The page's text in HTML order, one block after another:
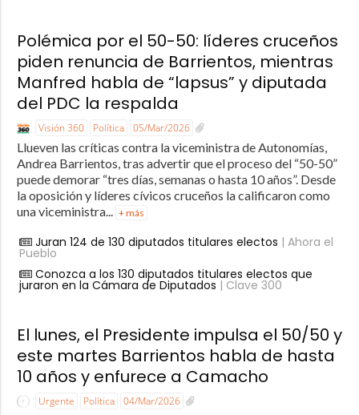
Polémica por el 50-50: líderes cruceños
piden renuncia de Barrientos, mientras
Manfred habla de “lapsus” y diputada
del PDC la respalda
Visión 360 Política 05/Mar/2026
Llueven las críticas contra la viceministra de Autonomías,
Andrea Barrientos, tras advertir que el proceso del “50-50”
puede demorar “tres días, semanas o hasta 10 años”. Desde
la oposición y líderes cívicos cruceños la calificaron como
una viceministra...
+ más
Juran 124 de 130 diputados titulares electos | Ahora el
Pueblo
Conozca a los 130 diputados titulares electos que
juraron en la Cámara de Diputados | Clave 300
El lunes, el Presidente impulsa el 50/50 y
este martes Barrientos habla de hasta
10 años y enfurece a Camacho
Urgente Política 04/Mar/2026